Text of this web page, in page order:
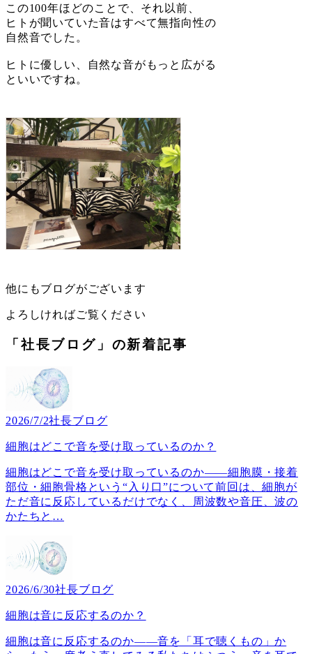
この100年ほどのことで、それ以前、
ヒトが聞いていた音はすべて無指向性の
自然音でした。
ヒトに優しい、自然な音がもっと広がる
といいですね。
他にもブログがございます
よろしければご覧ください
「社長ブログ」の新着記事
2026/7/2社長ブログ
細胞はどこで音を受け取っているのか？
細胞はどこで音を受け取っているのか――細胞膜・接着
部位・細胞骨格という“入り口”について前回は、細胞が
ただ音に反応しているだけでなく、周波数や音圧、波の
かたちと …
2026/6/30社長ブログ
細胞は音に反応するのか？
細胞は音に反応するのか――音を「耳で聴くもの」か